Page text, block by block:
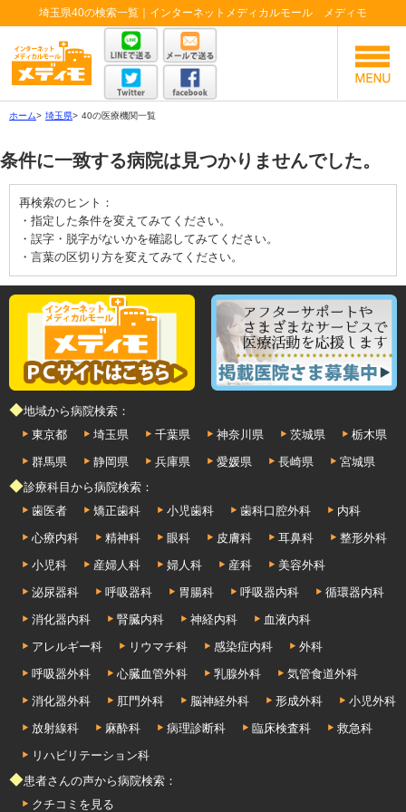
埼玉県40の検索一覧｜インターネットメディカルモール メディモ
ホーム> 埼玉県> 40の医療機関一覧
条件に一致する病院は見つかりませんでした。
再検索のヒント：
・指定した条件を変えてみてください。
・誤字・脱字がないかを確認してみてください。
・言葉の区切り方を変えてみてください。
◆地域から病院検索：
東京都
埼玉県 千葉県 神奈川県 茨城県
栃木県
群馬県
静岡県 兵庫県 愛媛県 長崎県
宮城県
◆診療科目から病院検索：
歯医者
矯正歯科 小児歯科 歯科口腔外科
内科
心療内科
精神科 眼科 皮膚科 耳鼻科
整形外科
小児科
産婦人科 婦人科 産科
美容外科
泌尿器科
呼吸器科 胃腸科 呼吸器内科
循環器内科
消化器内科
腎臓内科 神経内科
血液内科
アレルギー科
リウマチ科 感染症内科
外科
呼吸器外科
心臓血管外科 乳腺外科
気管食道外科
消化器外科
肛門外科 脳神経外科 形成外科
小児外科
放射線科
麻酔科 病理診断科 臨床検査科
救急科
リハビリテーション科
◆患者さんの声から病院検索：
クチコミを見る